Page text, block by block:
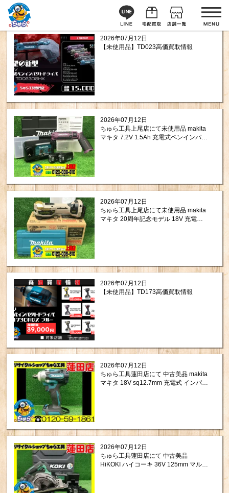
2026年07月12日
【未使用品】TD023高価買取情報
2026年07月12日
ちゅら工具上尾店にて未使用品 makita
マキタ 7.2V 1.5Ah 充電式ペンインパク
2026年07月12日
ちゅら工具上尾店にて未使用品 makita
マキタ 20周年記念モデル 18V 充電式
2026年07月12日
【未使用品】TD173高価買取情報
2026年07月12日
ちゅら工具蓮田店にて 中古美品 makita
マキタ 18V sq12.7mm 充電式 インパク
2026年07月12日
ちゅら工具蓮田店にて 中古美品
HiKOKI ハイコーキ 36V 125mm マルチ